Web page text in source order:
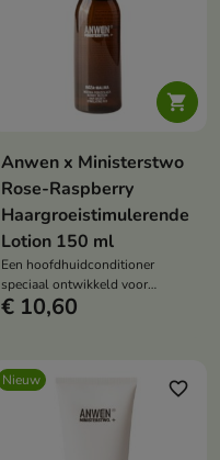

Anwen x Ministerstwo
Rose-Raspberry
Haargroeistimulerende
Lotion 150 ml
Een hoofdhuidconditioner
speciaal ontwikkeld voor
mensen die hun haar sterker en
€ 10,60
Nieuw favorite_border